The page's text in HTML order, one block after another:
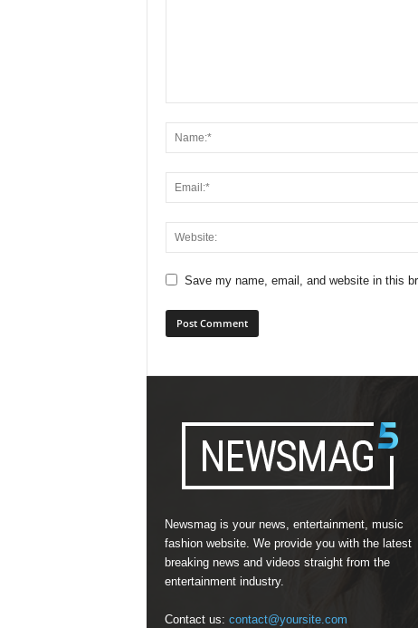
Save my name, email, and website in this
Newsmag is your news, entertainment, music
fashion website. We provide you with the latest
breaking news and videos straight from the
entertainment industry.
Contact us: contact@yoursite.com